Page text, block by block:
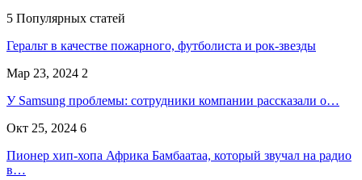
5 Популярных статей
Геральт в качестве пожарного, футболиста и рок-звезды
Мар 23, 2024 2
У Samsung проблемы: сотрудники компании рассказали о…
Окт 25, 2024 6
Пионер хип-хопа Африка Бамбаатаа, который звучал на радио
в…